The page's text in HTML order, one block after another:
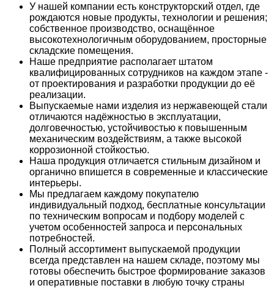
У нашей компании есть конструкторский отдел, где
рождаются новые продукты, технологии и решения;
собственное производство, оснащённое
высокотехнологичным оборудованием, просторные
складские помещения.
Наше предприятие располагает штатом
квалифицированных сотрудников на каждом этапе -
от проектирования и разработки продукции до её
реализации.
Выпускаемые нами изделия из нержавеющей стали
отличаются надёжностью в эксплуатации,
долговечностью, устойчивостью к повышенным
механическим воздействиям, а также высокой
коррозионной стойкостью.
Наша продукция отличается стильным дизайном и
органично впишется в современные и классические
интерьеры.
Мы предлагаем каждому покупателю
индивидуальный подход, бесплатные консультации
по техническим вопросам и подбору моделей с
учетом особенностей запроса и персональных
потребностей.
Полный ассортимент выпускаемой продукции
всегда представлен на нашем складе, поэтому мы
готовы обеспечить быстрое формирование заказов
и оперативные поставки в любую точку страны